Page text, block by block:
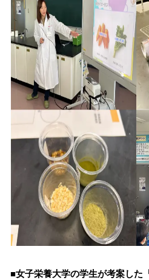
■女子栄養大学の学生が考案した